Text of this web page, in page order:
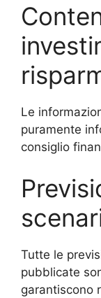
Le
puramente
consiglio
Tutte le
pubblicate
garantiscono